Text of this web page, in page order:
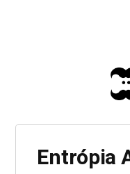
Entrópia